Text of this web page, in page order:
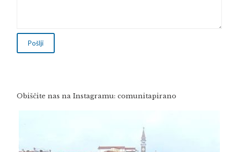
Obiščite nas na Instagramu: comunitapirano